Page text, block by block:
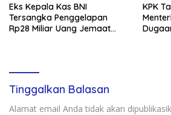
Eks Kepala Kas BNI
Tersangka Penggelapan
Rp28 Miliar Uang Jemaat
KPK
Tinggalkan Balasan
Alamat email Anda tidak akan